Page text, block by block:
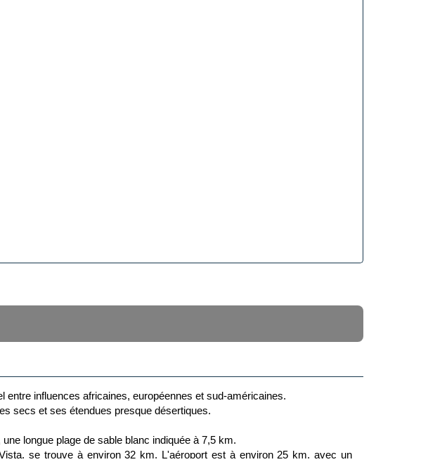
entre influences africaines, européennes et sud-américaines.
secs et ses étendues presque désertiques.
longue plage de sable blanc indiquée à 7,5 km.
se trouve à environ 32 km. L'aéroport est à environ 25 km, avec un